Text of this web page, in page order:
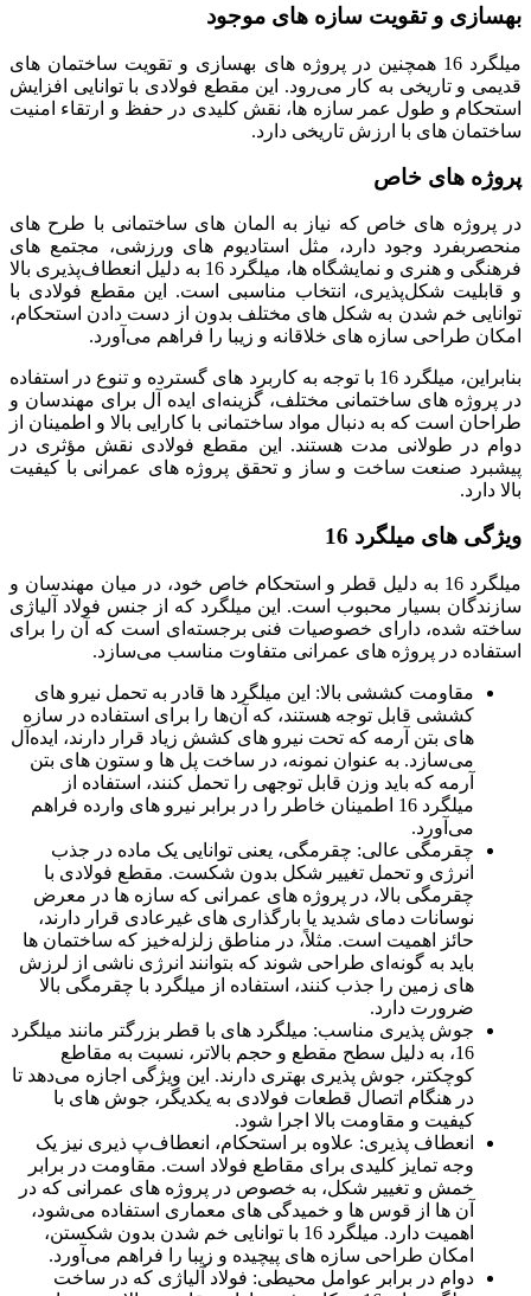
بهسازی و تقویت سازه‌ های موجود
میلگرد 16 همچنین در پروژه‌ های بهسازی و تقویت ساختمان‌ های
قدیمی و تاریخی به کار می‌رود. این مقطع فولادی با توانایی افزایش
استحکام و طول عمر سازه‌ ها، نقش کلیدی در حفظ و ارتقاء امنیت
ساختمان‌ های با ارزش تاریخی دارد.
پروژه‌ های خاص
در پروژه‌ های خاص که نیاز به المان‌ های ساختمانی با طرح‌ های
منحصربفرد وجود دارد، مثل استادیوم‌ های ورزشی، مجتمع‌ های
فرهنگی و هنری و نمایشگاه‌ ها، میلگرد 16 به دلیل انعطاف‌پذیری بالا
و قابلیت شکل‌پذیری، انتخاب مناسبی است. این مقطع فولادی با
توانایی خم شدن به شکل‌ های مختلف بدون از دست دادن استحکام،
امکان طراحی سازه‌ های خلاقانه و زیبا را فراهم می‌آورد.
بنابراین، میلگرد 16 با توجه به کاربرد های گسترده و تنوع در استفاده
در پروژه‌ های ساختمانی مختلف، گزینه‌ای ایده آل برای مهندسان و
طراحان است که به دنبال مواد ساختمانی با کارایی بالا و اطمینان از
دوام در طولانی مدت هستند. این مقطع فولادی نقش مؤثری در
پیشبرد صنعت ساخت و ساز و تحقق پروژه‌ های عمرانی با کیفیت
بالا دارد.
ویژگی‌ های میلگرد 16
میلگرد 16 به دلیل قطر و استحکام خاص خود، در میان مهندسان و
سازندگان بسیار محبوب است. این میلگرد که از جنس فولاد آلیاژی
ساخته شده، دارای خصوصیات فنی برجسته‌ای است که آن را برای
استفاده در پروژه‌ های عمرانی متفاوت مناسب می‌سازد.
مقاومت کششی بالا: این میلگرد ها قادر به تحمل نیرو های
کششی قابل توجه هستند، که آن‌ها را برای استفاده در سازه‌
های بتن آرمه که تحت نیرو های کشش زیاد قرار دارند، ایده‌آل
می‌سازد. به عنوان نمونه، در ساخت پل‌ ها و ستون‌ های بتن
آرمه که باید وزن قابل توجهی را تحمل کنند، استفاده از
میلگرد 16 اطمینان خاطر را در برابر نیرو های وارده فراهم
می‌آورد.
چقرمگی عالی: چقرمگی، یعنی توانایی یک ماده در جذب
انرژی و تحمل تغییر شکل بدون شکست. مقطع فولادی با
چقرمگی بالا، در پروژه‌ های عمرانی که سازه‌ ها در معرض
نوسانات دمای شدید یا بارگذاری‌ های غیرعادی قرار دارند،
حائز اهمیت است. مثلاً، در مناطق زلزله‌خیز که ساختمان‌ ها
باید به گونه‌ای طراحی شوند که بتوانند انرژی ناشی از لرزش‌
های زمین را جذب کنند، استفاده از میلگرد با چقرمگی بالا
ضرورت دارد.
جوش‌ پذیری مناسب: میلگرد های با قطر بزرگتر مانند میلگرد
16، به دلیل سطح مقطع و حجم بالاتر، نسبت به مقاطع
کوچکتر، جوش‌ پذیری بهتری دارند. این ویژگی اجازه می‌دهد تا
در هنگام اتصال قطعات فولادی به یکدیگر، جوش‌ های با
کیفیت و مقاومت بالا اجرا شود.
انعطاف‌ پذیری: علاوه بر استحکام، انعطاف‌پ ذیری نیز یک
وجه تمایز کلیدی برای مقاطع فولاد است. مقاومت در برابر
خمش و تغییر شکل، به خصوص در پروژه‌ های عمرانی که در
آن‌ ها از قوس‌ ها و خمیدگی‌ های معماری استفاده می‌شود،
اهمیت دارد. میلگرد 16 با توانایی خم شدن بدون شکستن،
امکان طراحی سازه‌ های پیچیده و زیبا را فراهم می‌آورد.
دوام در برابر عوامل محیطی: فولاد آلیاژی که در ساخت